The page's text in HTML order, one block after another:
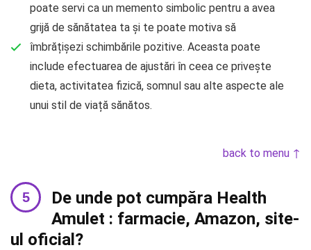
poate servi ca un memento simbolic pentru a avea
grijă de sănătatea ta și te poate motiva să
îmbrățișezi schimbările pozitive. Aceasta poate
include efectuarea de ajustări în ceea ce privește
dieta, activitatea fizică, somnul sau alte aspecte ale
unui stil de viață sănătos.
back to menu ↑
De unde pot cumpăra Health
Amulet : farmacie, Amazon, site-
ul oficial?